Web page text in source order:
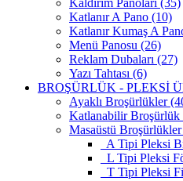
Katlanır A Pano (10)
Katlanır Kumaş A
Menü Panosu (26)
Reklam Dubaları (27)
Yazı Tahtası (6)
BROŞÜRLÜK - PLEKSİ
Ayaklı Broşürlükler
Katlanabilir Broşürlük
Masaüstü
A Tipi Pleksi
L Tipi Pleksi
T Tipi Pleksi